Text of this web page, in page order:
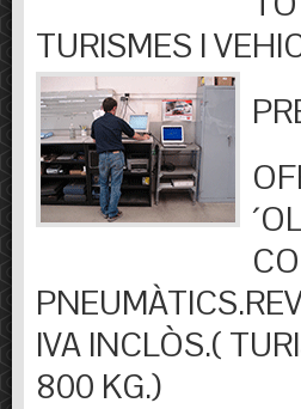
TURISMES I
IVA INCLÒS.(
800 KG.)